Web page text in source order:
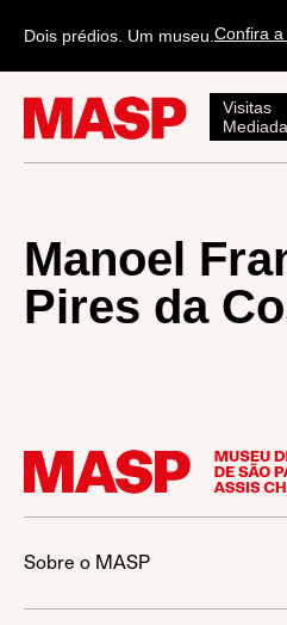
Dois prédios. Um museu. Confira
Visitas
Manoel
Pires da
Sobre o MASP